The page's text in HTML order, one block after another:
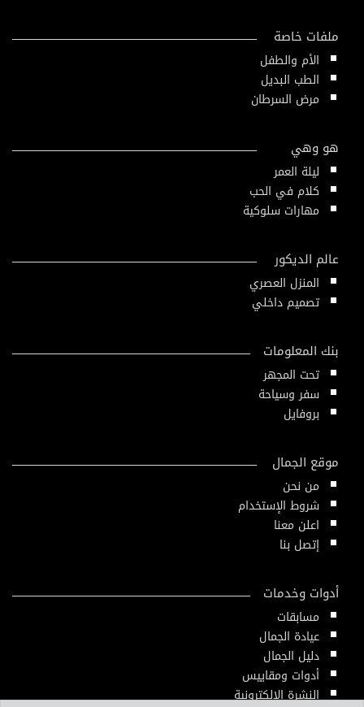
ملفات خاصة
الأم والطفل
الطب البديل
مرض السرطان
هو وهي
ليلة العمر
كلام في الحب
مهارات سلوكية
عالم الديكور
المنزل العصري
تصميم داخلي
بنك المعلومات
تحت المجهر
سفر وسياحة
بروفايل
موقع الجمال
من نحن
شروط الإستخدام
اعلن معنا
إتصل بنا
أدوات وخدمات
مسابقات
عيادة الجمال
دليل الجمال
أدوات ومقاييس
النشرة الإلكترونية